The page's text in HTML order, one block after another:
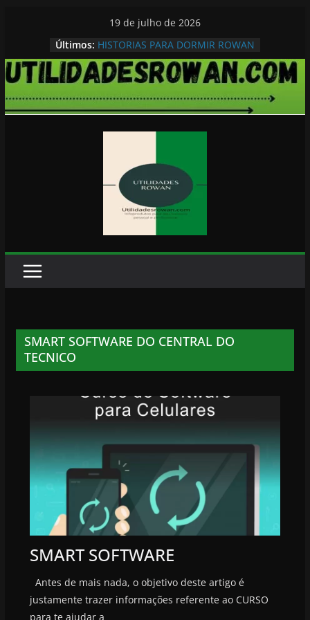
conteúdo
19 de julho de 2026
Últimos: HISTORIAS PARA DORMIR ROWAN
SMART SOFTWARE DO CENTRAL DO
TECNICO
SMART SOFTWARE
Antes de mais nada, o objetivo deste artigo é
justamente trazer informações referente ao CURSO
para te ajudar a